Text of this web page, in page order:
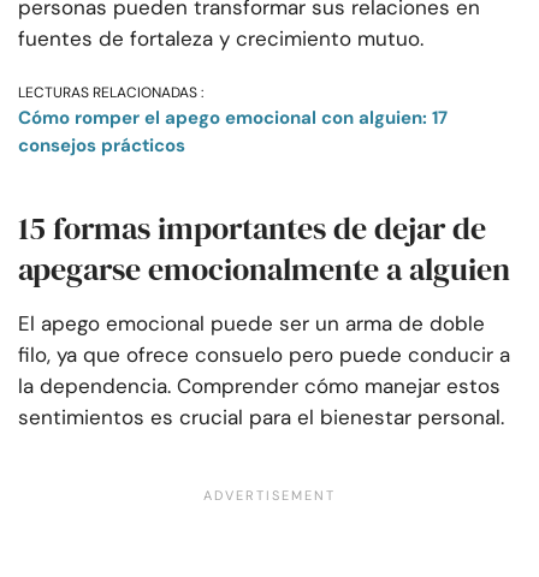
personas pueden transformar sus relaciones en
fuentes de fortaleza y crecimiento mutuo.
LECTURAS RELACIONADAS :
Cómo romper el apego emocional con alguien: 17
consejos prácticos
15 formas importantes de dejar de
apegarse emocionalmente a alguien
El apego emocional puede ser un arma de doble
filo, ya que ofrece consuelo pero puede conducir a
la dependencia. Comprender cómo manejar estos
sentimientos es crucial para el bienestar personal.